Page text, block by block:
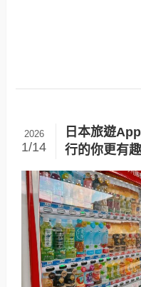
日本旅遊
行的你更有
2026
1/14